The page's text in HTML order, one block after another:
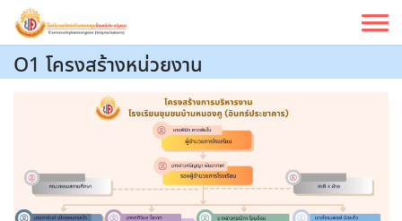
Skip
content
O1 โครงสร้างหน่วยงาน